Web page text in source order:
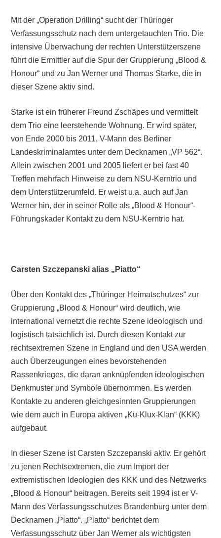
Mit der „Operation Drilling“ sucht der Thüringer
Verfassungsschutz nach dem untergetauchten Trio. Die
intensive Überwachung der rechten Unterstützerszene
führt die Ermittler auf die Spur der Gruppierung „Blood &
Honour“ und zu Jan Werner und Thomas Starke, die in
dieser Szene aktiv sind.
Starke ist ein früherer Freund Zschäpes und vermittelt
dem Trio eine leerstehende Wohnung. Er wird später,
von Ende 2000 bis 2011, V-Mann des Berliner
Landeskriminalamtes unter dem Decknamen „VP 562“.
Allein zwischen 2001 und 2005 liefert er bei fast 40
Treffen mehrfach Hinweise zu dem NSU-Kerntrio und
dem Unterstützerumfeld. Er weist u.a. auch auf Jan
Werner hin, der in seiner Rolle als „Blood & Honour“-
Führungskader Kontakt zu dem NSU-Kerntrio hat.
Carsten Szczepanski alias „Piatto“
Über den Kontakt des „Thüringer Heimatschutzes“ zur
Gruppierung „Blood & Honour“ wird deutlich, wie
international vernetzt die rechte Szene ideologisch und
logistisch tatsächlich ist. Durch diesen Kontakt zur
rechtsextremen Szene in England und den USA werden
auch Überzeugungen eines bevorstehenden
Rassenkrieges, die daran anknüpfenden ideologischen
Denkmuster und Symbole übernommen. Es werden
Kontakte zu anderen gleichgesinnten Gruppierungen
wie dem auch in Europa aktiven „Ku-Klux-Klan“ (KKK)
aufgebaut.
In dieser Szene ist Carsten Szczepanski aktiv. Er gehört
zu jenen Rechtsextremen, die zum Import der
extremistischen Ideologien des KKK und des Netzwerks
„Blood & Honour“ beitragen. Bereits seit 1994 ist er V-
Mann des Verfassungsschutzes Brandenburg unter dem
Decknamen „Piatto“. „Piatto“ berichtet dem
Verfassungsschutz über Jan Werner als wichtigsten